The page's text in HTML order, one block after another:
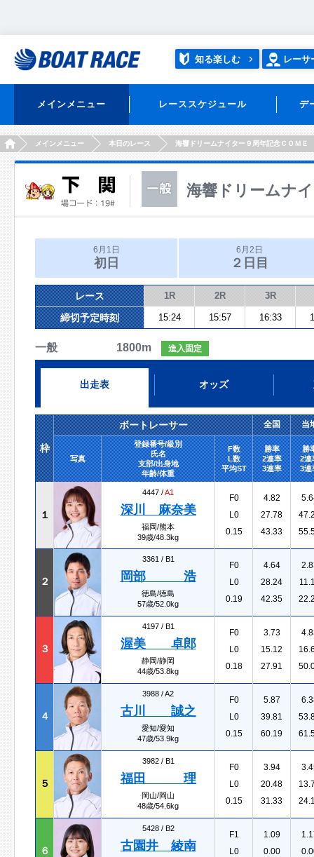
知る楽しむ レーサ
メインメニュー レーススケジュール デ
HOMEメインメニュー 本日のレース 海響ドリームナイター９周年記念ＣＯＭ
海響ドリームナ
6月1日
初日
6月2日
２日目
レース 1R 2R 3R
締切予定時刻 15:24 15:57 16:33
一般 1800m 進入固定
出走表 オッズ
枠
ボートレーサー 全国 当
写真
登録番号/級別
氏名
支部/出身地
年齢/体重
F数
L数
平均ST
勝率
2連率
3連率
勝
2連
3連
１
4447 /A1
深川 麻奈美
福岡/熊本
39歳/48.3kg
F0
L0
0.15
4.82
27.78
43.33
２
3361 / B1
岡部 浩
徳島/徳島
57歳/52.0kg
F0
L0
0.19
4.64
28.24
42.35
３
4197 / B1
渥美 卓郎
静岡/静岡
44歳/53.8kg
F0
L0
0.18
3.73
15.12
27.91
４
3988 /A2
古川 誠之
愛知/愛知
47歳/53.9kg
F0
L0
0.15
5.87
39.81
60.19
５
3982 / B1
福田 理
岡山/岡山
48歳/54.6kg
F0
L0
0.15
3.94
20.48
31.33
６
5428 / B2
古園井 綾南
F1
L0
1.09
0.00